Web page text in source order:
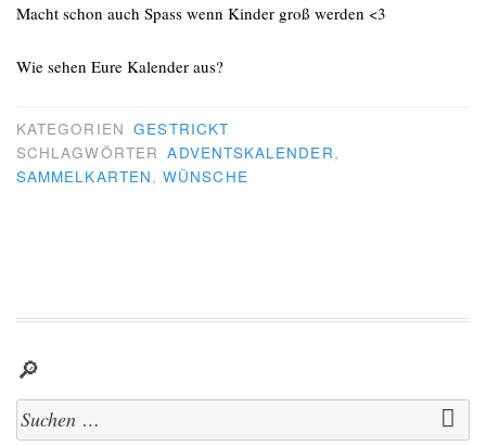
Macht schon auch Spass wenn Kinder groß werden <3
Wie sehen Eure Kalender aus?
KATEGORIEN GESTRICKT
SCHLAGWÖRTER ADVENTSKALENDER,
SAMMELKARTEN,WÜNSCHE
🔎
Suchen
nach: